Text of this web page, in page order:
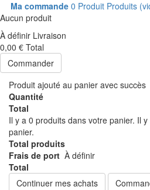
Ma commande 0 Produit Produits
Aucun produit
À définir Livraison
0,00 € Total
Commander
Produit ajouté au panier avec succès
Quantité
Total
Il y a 0 produits dans votre panier. Il
panier.
Total produits
Frais de port À définir
Total
Continuer mes achats